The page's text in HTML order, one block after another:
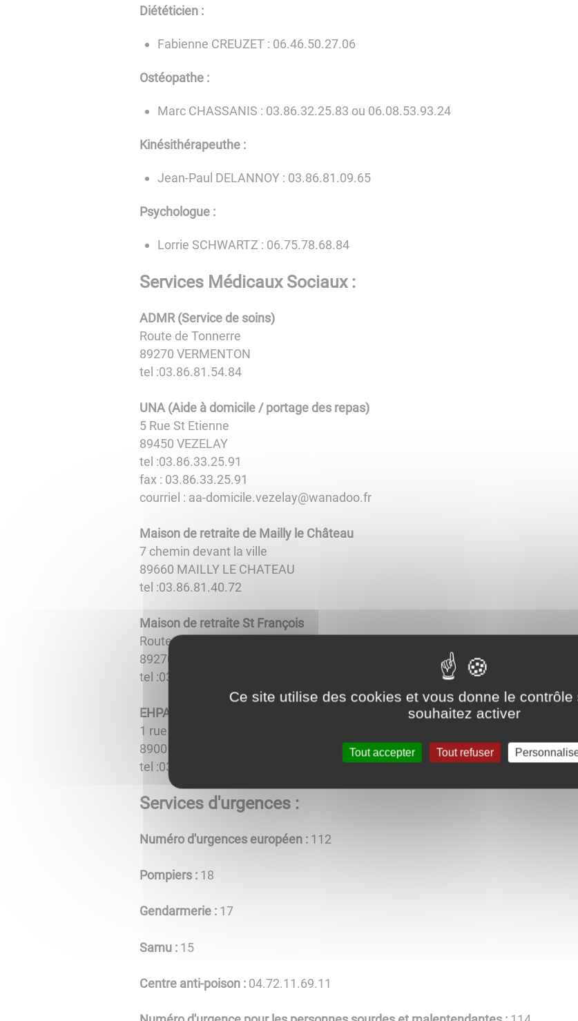
Diététicien :
Fabienne CREUZET : 06.46.50.27.06
Ostéopathe :
Marc CHASSANIS : 03.86.32.25.83 ou 06.08.53.93.24
Kinésithérapeuthe :
Jean-Paul DELANNOY : 03.86.81.09.65
Psychologue :
Lorrie SCHWARTZ : 06.75.78.68.84
Services Médicaux Sociaux :
ADMR (Service de soins)
Route de Tonnerre
89270 VERMENTON
tel :03.86.81.54.84
UNA (Aide à domicile / portage des repas)
5 Rue St Etienne
89450 VEZELAY
tel :03.86.33.25.91
fax : 03.86.33.25.91
courriel : aa-domicile.vezelay@wanadoo.fr
Maison de retraite de Mailly le Château
7 chemin devant la ville
89660 MAILLY LE CHATEAU
tel :03.86.81.40.72
Maison de retraite St François
Route de Tonnerre
89270 VERMENTON
tel :03.86.81.52.12
EHPAD (Etablissement Hospitalier pour Personnes Âgées Dépendantes)
1 rue du Dr Schweitzer
8900 AVALLON
tel :03.86.34.70.00
Services d'urgences :
Numéro d'urgences européen : 112
Pompiers : 18
Gendarmerie :17
Samu : 15
Centre anti-poison :04.72.11.69.11
Ce site utilise des cookies et vous donne le
souhaitez activer
Tout accepter Tout refuser